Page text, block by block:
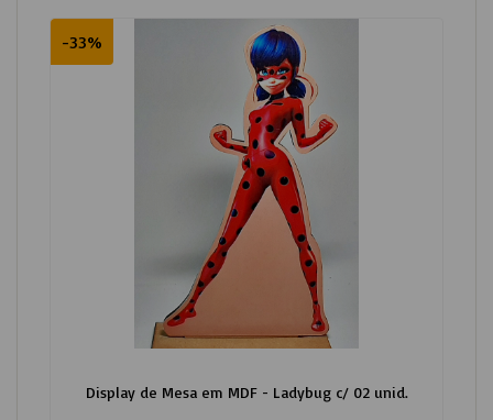
-33%
Display de Mesa em MDF - Ladybug c/ 02 unid.